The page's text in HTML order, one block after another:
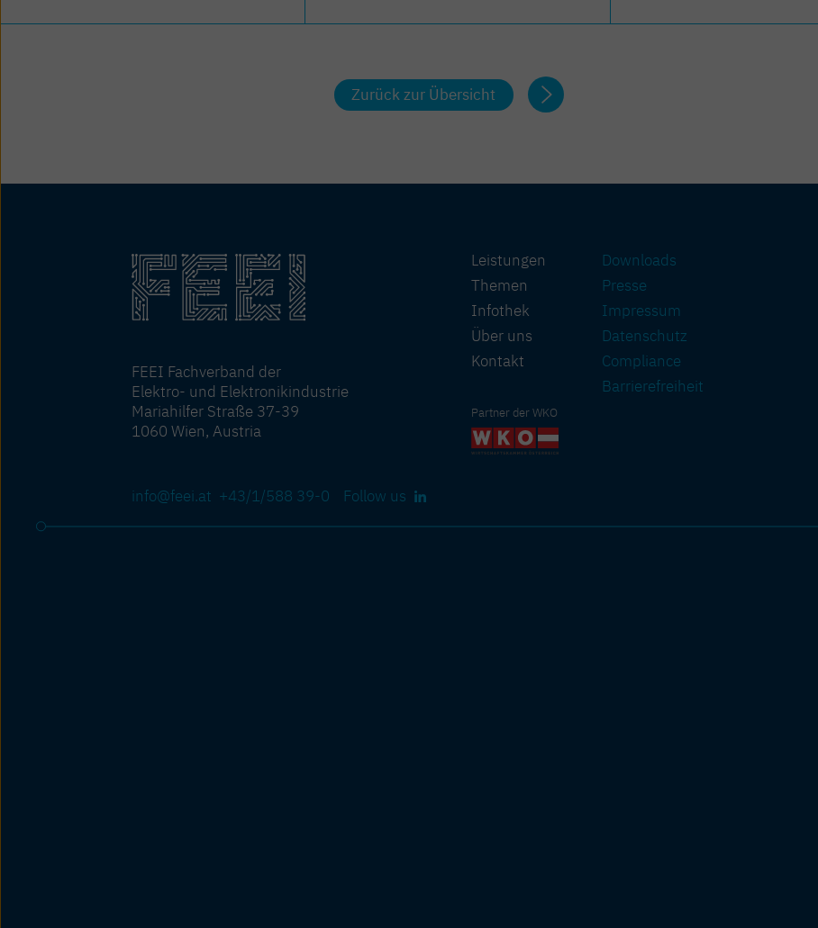
Zurück zur Übersicht
FEEI Fachverband der
Elektro- und Elektronikindustrie
Mariahilfer Straße 37-39
1060 Wien, Austria
info@feei.at +43/1/588 39-0 Follow us
Leistungen
Themen
Infothek
Über uns
Kontakt
Partner der WKO
Downloads
Presse
Impressum
Datenschutz
Compliance
Barriere­freiheit